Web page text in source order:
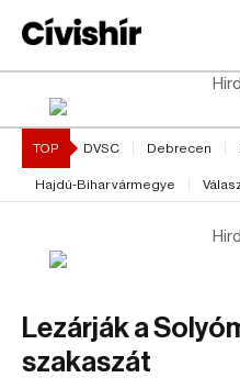
TOP DVSC Debrecen
Hajdú-Bihar vármegye
Lezárják a
szakaszát